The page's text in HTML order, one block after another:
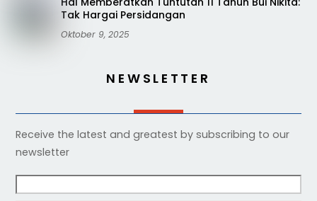
Tak Hargai Persidangan
Oktober 9, 2025
NEWSLETTER
Receive the latest and greatest by subscribing to our
newsletter